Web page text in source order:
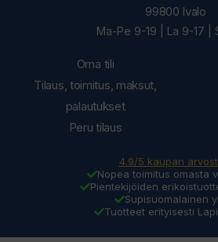
Oma tili
Tilaus, toimitus, maksut,
palautukset
Peru tilaus
99800 Ivalo
Ma-Pe 9-19 | La 9-17 |
4.9/5 kaupan
Nopea toimitus omasta
Pientekijöiden
Supisuomalainen
Tuotteet erityisesti